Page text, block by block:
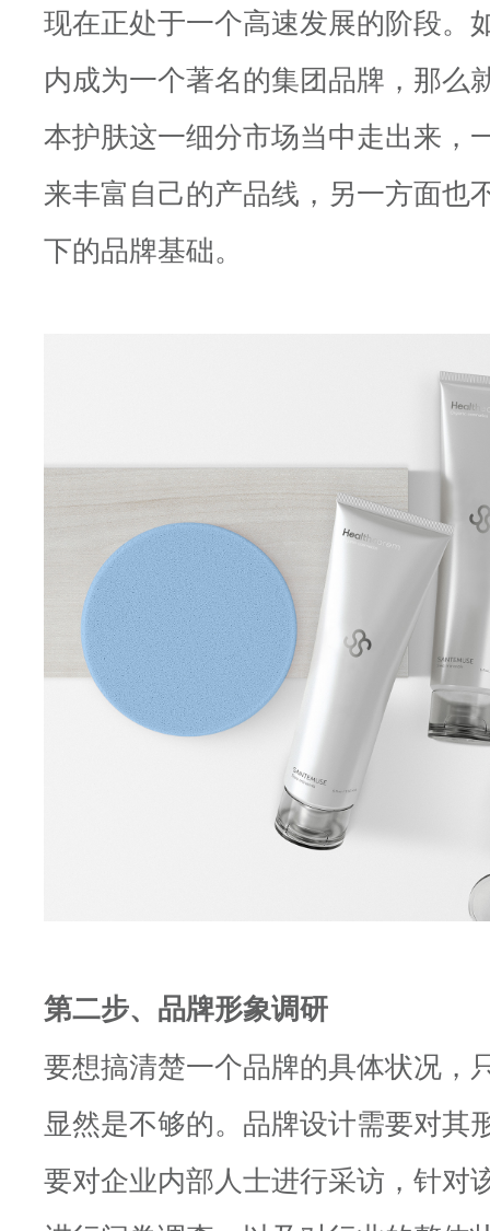
现在正处于一个高速发展的阶段。
内成为一个著名的集团品牌，那么
本护肤这一细分市场当中走出来，
来丰富自己的产品线，另一方面也
下的品牌基础。
第二步、品牌形象调研
要想搞清楚一个品牌的具体状况，
显然是不够的。品牌设计需要对其
要对企业内部人士进行采访，针对